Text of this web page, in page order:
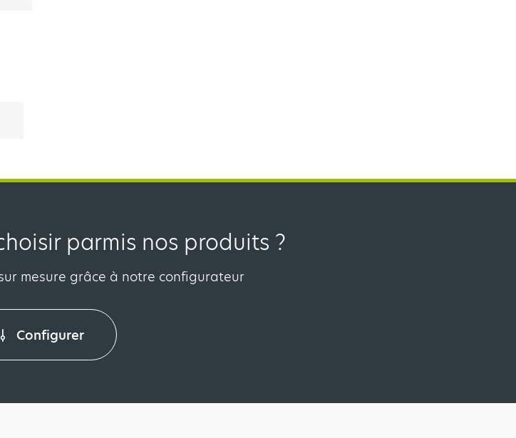
parmis nos produits ?
mesure grâce à notre configurateur
Configurer